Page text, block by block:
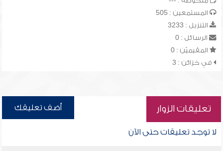
المستمعين : 505
التنزيل : 3233
الرسائل : 0
المقيميّن : 0
في خزائن : 3
تعليقات الزوار أضف تعليقك
لا توجد تعليقات حتى الآن